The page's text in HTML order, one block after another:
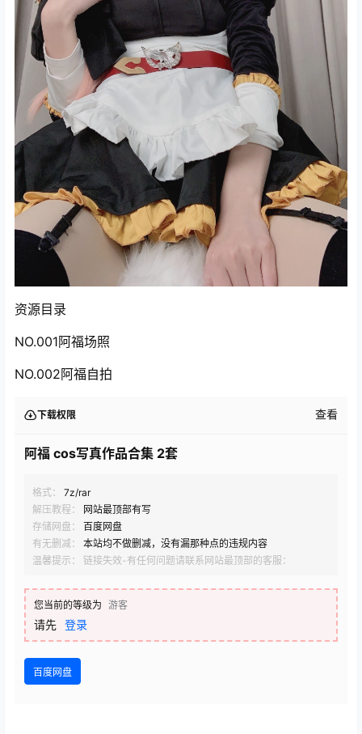
资源目录
NO.001阿福场照
NO.002阿福自拍
下载权限 查看
阿福 cos写真作品合集 2套
格式：
7z/rar
解压教程：
网站最顶部有写
存储网盘：
百度网盘
有无删减：
本站均不做删减，没有漏那种点的违规内容
温馨提示： 链接失效-有任何问题请联系网站最顶部的客服：
您当前的等级为 游客
请先 登录
百度网盘